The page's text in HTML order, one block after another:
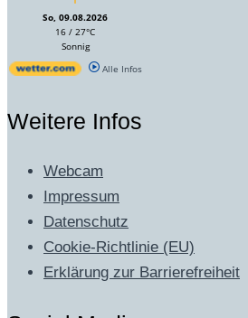
So, 09.08.2026
16 / 27°C
Sonnig
Alle Infos
Weitere Infos
Webcam
Impressum
Datenschutz
Cookie-Richtlinie (EU)
Erklärung zur Barrierefreiheit